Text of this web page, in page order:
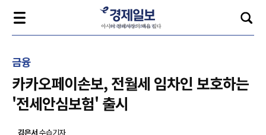
금융
카카오페이손보, 전월세 임차인 보호하는
'전세안심보험' 출시
김은서수습기자